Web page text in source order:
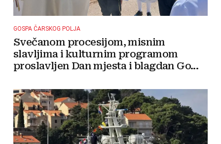
GOSPA ČARSKOG POLJA
Svečanom procesijom, misnim
slavljima i kulturnim programom
proslavljen Dan mjesta i blagdan Go...